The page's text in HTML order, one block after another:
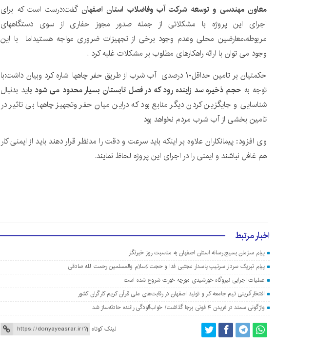
معاون مهندسی و توسعه شرکت آب وفاضلاب استان اصفهان گفت:درست است که برای
اجرای این پروژه با مشکلاتی از جمله صدور مجوز حفاری از سوی دستگاههای
مربوطه،معارضین محلی وعدم وجود برخی از تجهیزات ضروری مواجه هستیداما با این
وجود می توان با ارائه راهکارهای مطلوب بر مشکلات غلبه کرد .
حکمتیان بر تامین حداقل۱۰ درصدی آب شرب از طریق حفر چاهها اشاره کرد وبیان داشت:با
توجه به حجم ذخیره سد زاینده رود که در فصل تابستان بسیار محدود می شود باید بدنبال
شناسایی و جایگزین کردن دیگر منابع بود که دراین میان حفر وتجهیز چاهها بی تاثیر در
تامین بخشی از آب شرب مردم نخواهد بود
وی افزود: پیمانکاران علاوه بر اینکه باید سرعت و دقت را مدنظر قرار دهند باید از ایمنی کار
هم غافل نباشند و ایمنی را در اجرای این پروژه لحاظ نمایند.
اخبار مرتبط
پیام سازمان بسیج رسانه استان اصفهان به مناسبت روز خبرنگار
پیام تبریک سردار سرتیپ پاسدار مجتبی فدا و حجت‌الاسلام والمسلمین رحمت الله صادقی
عملیات اجرایی نیروگاه خورشیدی مورچه خورت شروع شده است
افتخارآفرینی تیم جامعه کار و تولید اصفهان در رقابت‌های ملی قرآن کریم کارگران کشور
واژگونی سمند در فریدن ۴ فوتی برجا گذاشت/ خواب‌آلودگی راننده حادثه‌ساز شد
لینک کوتاه